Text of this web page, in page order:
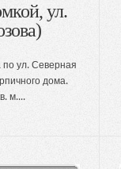
ул.
по ул. Северная
дома.
м....